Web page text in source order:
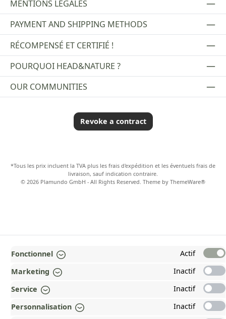
Revoke a contract
MENTIONS LÉGALES
PAYMENT AND SHIPPING METHODS
RÉCOMPENSÉ ET CERTIFIÉ !
POURQUOI HEAD&NATURE ?
OUR COMMUNITIES
*Tous les prix incluent la TVA plus les frais d'expédition et les éventuels frais de
livraison, sauf indication contraire.
© 2026 Plamundo GmbH - All Rights Reserved. Theme by ThemeWare®
Fonctionnel
Actif
Marketing
Inactif
Service
Inactif
Personnalisation
Inactif